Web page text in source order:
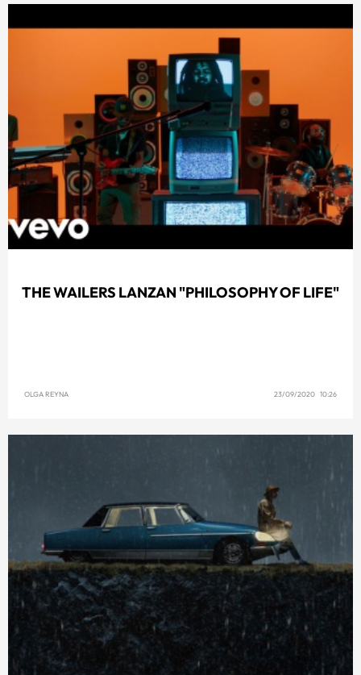
THE WAILERS LANZAN "PHILOSOPHY OF LIFE"
OLGA REYNA 23/09/2020 10:26